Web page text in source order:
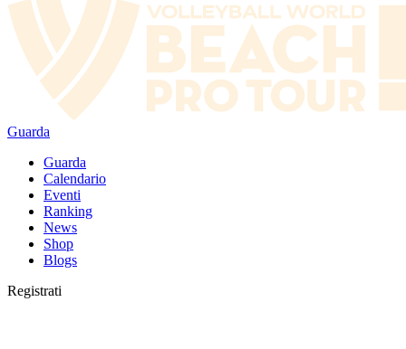
Guarda
Guarda
Calendario
Eventi
Ranking
News
Shop
Blogs
Registrati